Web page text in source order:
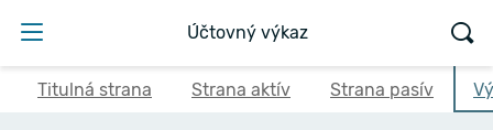
Účtovný výkaz
Titulná strana Strana aktív Strana pasív